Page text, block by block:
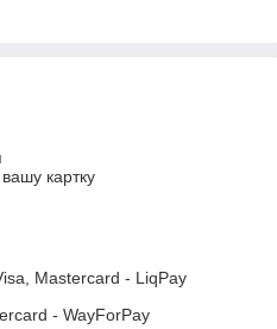
картку
Mastercard - LiqPay
- WayForPay